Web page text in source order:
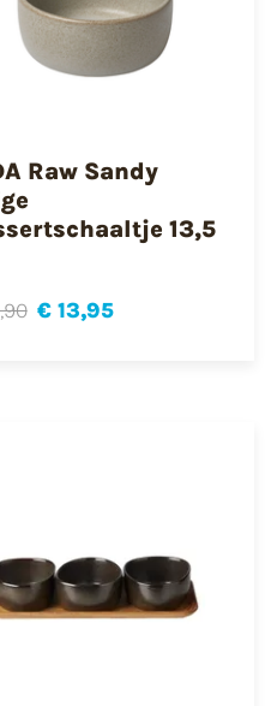
Raw Sandy
13,5
€ 13,95